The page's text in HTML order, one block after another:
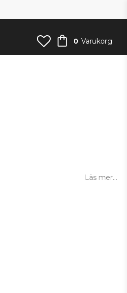
0 Varukorg
Läs mer...